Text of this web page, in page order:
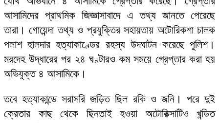
আসামিদের প্রাথমিক জিজ্ঞাসাবাদে এ তথ্য জানতে পেরেছে
তারা। গোয়েন্দা তথ্য ও প্রযুক্তির সহায়তায় অটোরিকশা চালক
পলাশ হালদার হত্যাকাণ্ডের রহস্য উদঘাটন করেছে পুলিশ।
মরদেহ উদ্ধারের পর ২৪ ঘণ্টারও কম সময়ে গ্রেপ্তার করা হয়
অভিযুক্ত ৪ আসামিকে।
তবে হত্যাকান্ডে সরাসরি জড়িত ছিল রকি ও জনি। পরে দুই
ক্রেতার কাছ থেকে ছিনতাই হওয়া অটোরিক্সাটিও খন্ডিত